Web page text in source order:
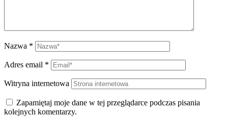
Nazwa *
Adres email *
Witryna internetowa
Zapamiętaj moje dane w tej przeglądarce podczas pisania
kolejnych komentarzy.